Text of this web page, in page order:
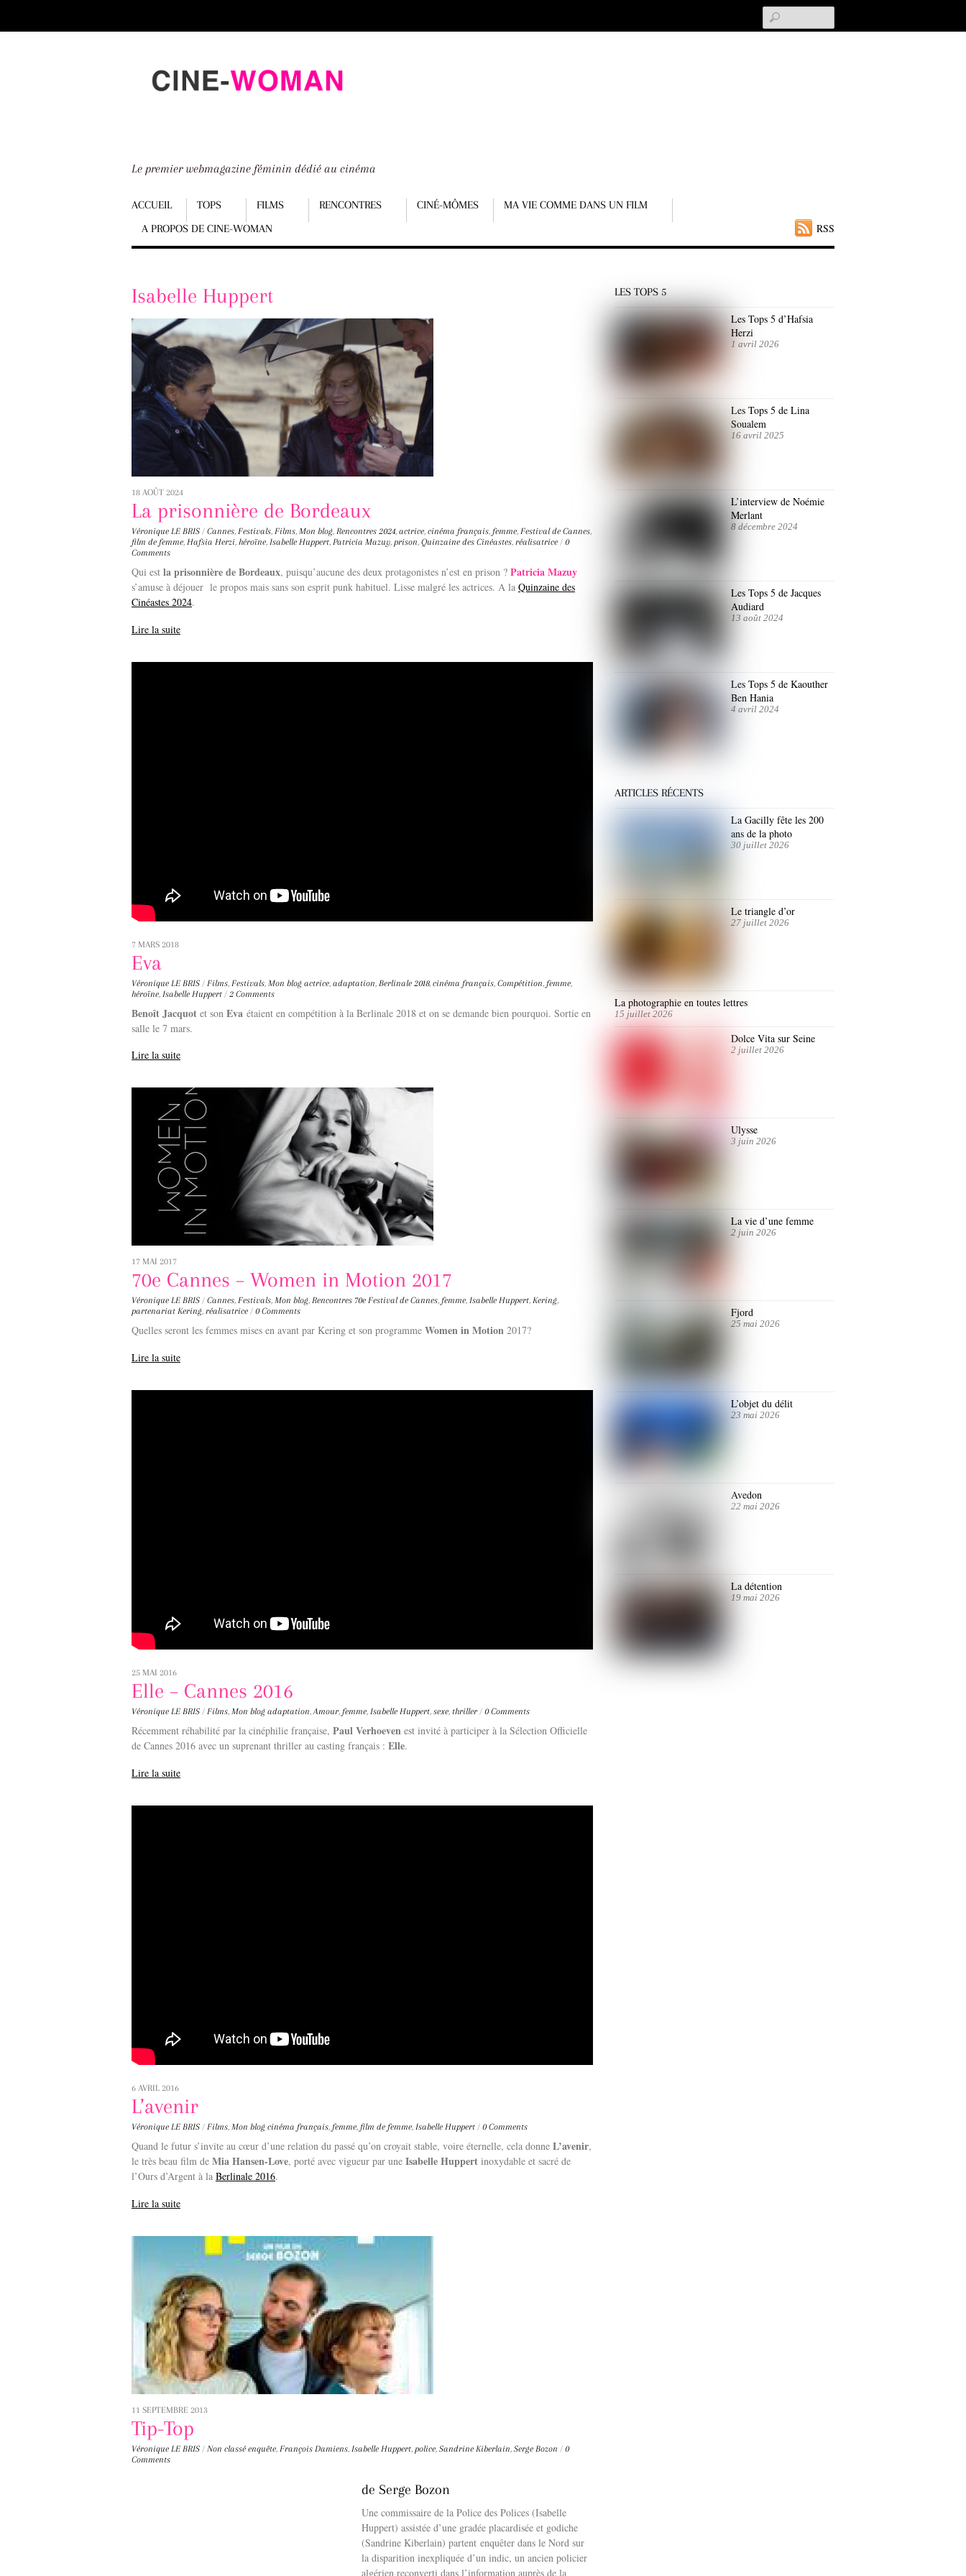
down
Le premier webmagazine féminin dédié au cinéma
RSS
Menu
ACCUEIL TOPS FILMS RENCONTRES CINÉ-MÔMES
MA VIE COMME DANS UN FILM
A PROPOS DE CINE-WOMAN
Scroll
content
Isabelle Huppert
18 AOÛT 2024
La prisonnière de Bordeaux
Véronique LE BRIS / Cannes, Festivals, Films, Mon blog, Rencontres 2024, actrice, cinéma français, femme, Festival de Cannes,
film de femme, Hafsia Herzi, héroïne, Isabelle Huppert, Patricia Mazuy, prison, Quinzaine des Cinéastes, réalisatrice / 0
Comments
Qui est la prisonnière de Bordeaux, puisqu’aucune des deux protagonistes n’est en prison ? Patricia Mazuy
s’amuse à déjouer le propos mais sans son esprit punk habituel. Lisse malgré les actrices. A la Quinzaine des
Cinéastes 2024.
Lire la suite
7 MARS 2018
Eva
Véronique LE BRIS / Films, Festivals, Mon blog actrice, adaptation, Berlinale 2018, cinéma français, Compétition, femme,
héroïne, Isabelle Huppert / 2 Comments
Benoît Jacquot et son Eva étaient en compétition à la Berlinale 2018 et on se demande bien pourquoi. Sortie en
salle le 7 mars.
Lire la suite
17 MAI 2017
70e Cannes – Women in Motion 2017
Véronique LE BRIS / Cannes, Festivals, Mon blog, Rencontres 70e Festival de Cannes, femme, Isabelle Huppert, Kering,
partenariat Kering, réalisatrice / 0 Comments
Quelles seront les femmes mises en avant par Kering et son programme Women in Motion 2017?
Lire la suite
25 MAI 2016
Elle – Cannes 2016
Véronique LE BRIS / Films, Mon blog adaptation,Amour, femme, Isabelle Huppert, sexe, thriller / 0 Comments
Récemment réhabilité par la cinéphilie française, Paul Verhoeven est invité à participer à la Sélection Officielle
de Cannes 2016 avec un suprenant thriller au casting français : Elle.
Lire la suite
6 AVRIL 2016
L’avenir
Véronique LE BRIS / Films, Mon blog cinéma français, femme, film de femme, Isabelle Huppert / 0 Comments
Quand le futur s’invite au cœur d’une relation du passé qu’on croyait stable, voire éternelle, cela donne L’avenir,
le très beau film de Mia Hansen-Love, porté avec vigueur par une Isabelle Huppert inoxydable et sacré de
l’Ours d’Argent à la Berlinale 2016.
Lire la suite
11 SEPTEMBRE 2013
Tip-Top
Véronique LE BRIS / Non classé enquête, François Damiens, Isabelle Huppert, police, Sandrine Kiberlain, Serge Bozon / 0
Comments
de Serge Bozon
Une commissaire de la Police des Polices (Isabelle
Huppert) assistée d’une gradée placardisée et godiche
(Sandrine Kiberlain) partent enquêter dans le Nord sur
la disparition inexpliquée d’un indic, un ancien policier
algérien reconverti dans l’information auprès de la
LES TOPS 5
Les Tops 5 d’Hafsia
Herzi
1 avril 2026
Les Tops 5 de Lina
Soualem
16 avril 2025
L’interview de Noémie
Merlant
8 décembre 2024
Les Tops 5 de Jacques
Audiard
13 août 2024
Les Tops 5 de Kaouther
Ben Hania
4 avril 2024
ARTICLES RÉCENTS
La Gacilly fête les 200
ans de la photo
30 juillet 2026
Le triangle d’or
27 juillet 2026
La photographie en toutes lettres
15 juillet 2026
Dolce Vita sur Seine
2 juillet 2026
Ulysse
3 juin 2026
La vie d’une femme
2 juin 2026
Fjord
25 mai 2026
L’objet du délit
23 mai 2026
Avedon
22 mai 2026
La détention
19 mai 2026